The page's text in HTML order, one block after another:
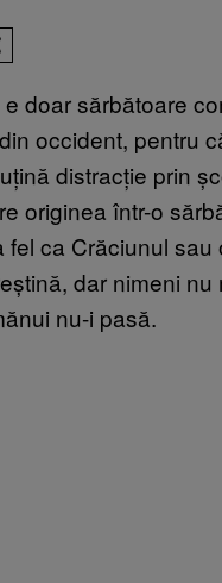
doar sărbătoare
occident, pentru
distracție prin
originea într-o
fel ca Crăciunul sau
dar nimeni nu
nu-i pasă.